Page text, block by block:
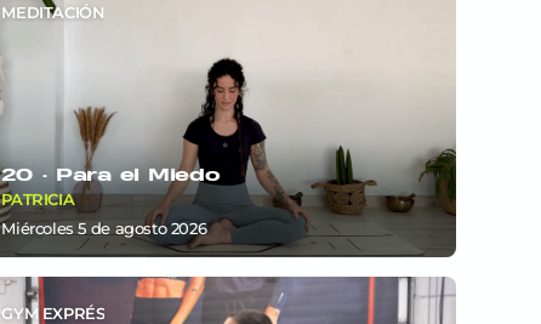
MEDITACIÓN
20 · Para el Miedo
PATRICIA
miércoles 5 de agosto 2026
GYM EXPRÉS